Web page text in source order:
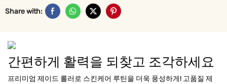
Share with:
간편하게 활력을 되찾고 조각하세요
프리미엄 제이드 롤러로 스킨케어 루틴을 더욱 풍성하게! 고품질 제